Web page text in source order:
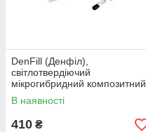
DenFill (Денфіл),
світлотвердіючий
мікрогибридний композитний
матеріал
В наявності
410 ₴